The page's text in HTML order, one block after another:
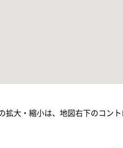
拡大・縮小は、地図右下のコン